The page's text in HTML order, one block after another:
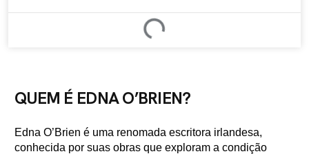
QUEM É EDNA O’BRIEN?
Edna O’Brien é uma renomada escritora irlandesa,
conhecida por suas obras que exploram a condição